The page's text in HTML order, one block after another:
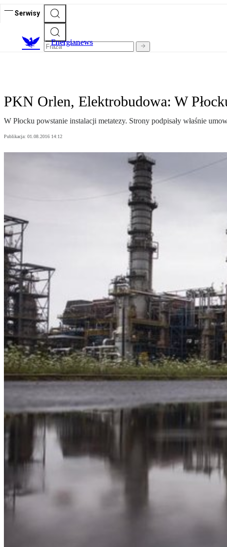
Serwisy
Energianews
PKN Orlen, Elektrobudowa: W
W Płocku powstanie instalacji metatezy. Strony podpisały właśnie
Publikacja: 01.08.2016 14:12